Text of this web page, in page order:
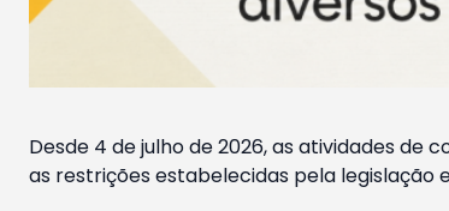
Desde 4 de julho de 2026, as atividades de
as restrições estabelecidas pela legislação